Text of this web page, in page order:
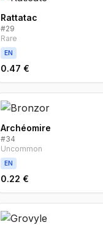
Rattatac
#29
Rare
EN
0.47 €
Archéomire
#34
Uncommon
EN
0.22 €